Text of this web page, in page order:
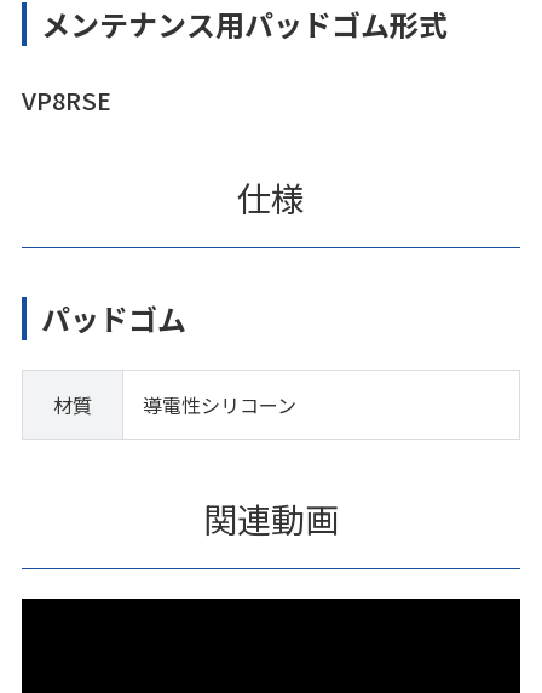
メンテナンス用パッドゴム形式
VP8RSE
仕様
パッドゴム
材質 導電性シリコーン
関連動画